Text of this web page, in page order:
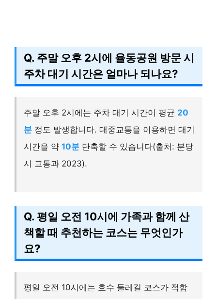
Q. 주말 오후 2시에 율동공원 방문 시
주차 대기 시간은 얼마나 되나요?
주말 오후 2시에는 주차 대기 시간이 평균 20
분 정도 발생합니다. 대중교통을 이용하면 대기
시간을 약 10분 단축할 수 있습니다(출처: 분당
시 교통과 2023).
Q. 평일 오전 10시에 가족과 함께 산
책할 때 추천하는 코스는 무엇인가
요?
평일 오전 10시에는 호수 둘레길 코스가 적합